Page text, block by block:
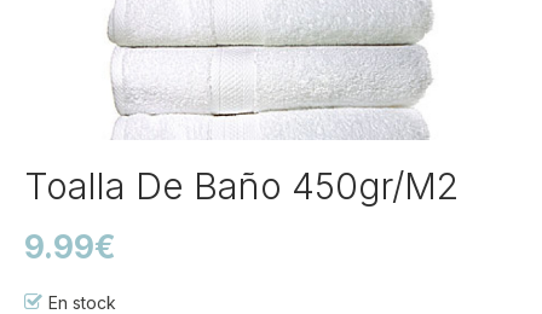
Toalla De Baño 450gr/m2
En stock
9.99€